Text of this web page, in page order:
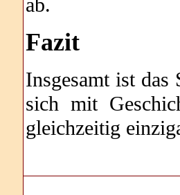
Fazit
Insgesamt ist
sich mit
gleichzeitig